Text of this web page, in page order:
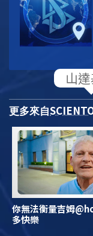
更多來自
你無法衡量吉姆
多快樂